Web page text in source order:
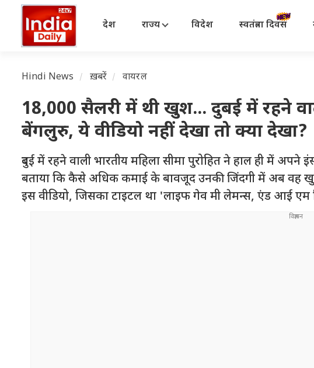
देश राज्य विदेश स्वतंत्रता दिवस
Hindi News ख़बरें वायरल
18,000 सैलरी में थी खुश... दुबई में रहने
बेंगलुरु, ये वीडियो नहीं देखा तो क्या देखा?
दुबई में रहने वाली भारतीय महिला सीमा पुरोहित ने हाल ही में अपने
बताया कि कैसे अधिक कमाई के बावजूद उनकी जिंदगी में अब वह
इस वीडियो, जिसका टाइटल था 'लाइफ गेव मी लेमन्स, एंड आई एम